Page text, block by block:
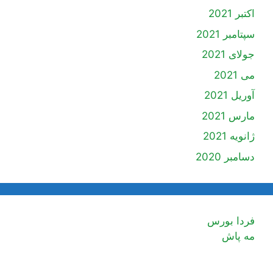
اکتبر 2021
سپتامبر 2021
جولای 2021
می 2021
آوریل 2021
مارس 2021
ژانویه 2021
دسامبر 2020
فردا بورس
مه پاش